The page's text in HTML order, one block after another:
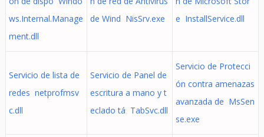
ws.Internal.Manage
ment.dll
de Wind NisSrv.exe
e InstallService.dll
Servicio de lista de
redes netprofmsv
c.dll
Servicio de Panel de
escritura a mano y t
eclado tá TabSvc.dll
Servicio de Protecci
ón contra amenazas
avanzada de MsSen
se.exe